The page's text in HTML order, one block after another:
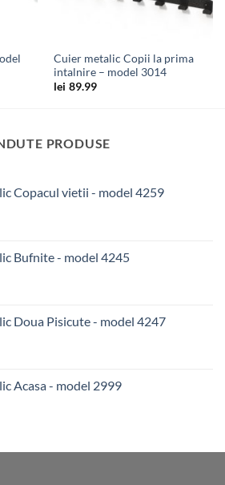
Cuier metalic Copii la prima
intalnire – model 3014
lei 89.99
PRODUSE
Copacul vietii - model 4259
Bufnite - model 4245
Doua Pisicute - model 4247
Acasa - model 2999